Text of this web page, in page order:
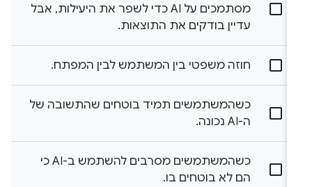
מסתמכים על AI כדי לשפר את היעילות, אבל
עדיין בודקים את התוצאות.
חוזה משפטי בין המשתמש לבין המפתח.
כשהמשתמשים תמיד בוטחים שהתשובה של
כשהמשתמשים מסרבים להשתמש ב-AI כי
הם לא בוטחים בו.